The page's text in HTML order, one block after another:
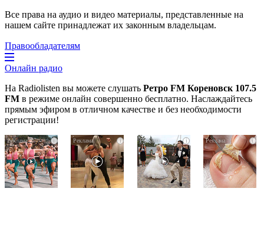
Все права на аудио и видео материалы, представленные на
нашем сайте принадлежат их законным владельцам.
Правообладателям
Онлайн радио
На Radiolisten вы можете слушать Ретро FM Кореновск 107.5
FM в режиме онлайн совершенно бесплатно. Наслаждайтесь
прямым эфиром в отличном качестве и без необходимости
регистрации!
i
Ржу
переставая,
это
i
Ролик
длится
пару
секунд,
но
i
Этот
танец
невесты
оставит
вас
i